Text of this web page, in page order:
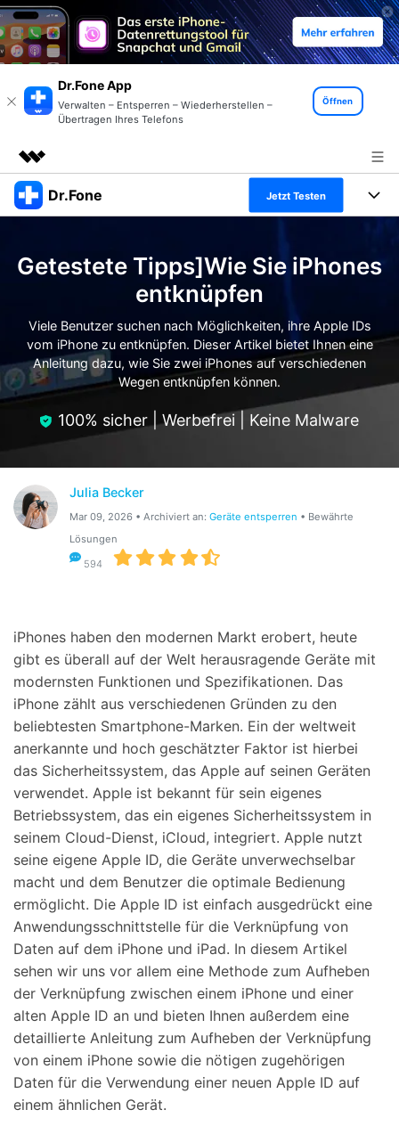
Dr.Fone App
Verwalten – Entsperren – Wiederherstellen –
Übertragen Ihres Telefons
Öffnen
Top-Produkte
Dienstprogramme
Überblick
Presseraum
Shop
Support
Dr.Fone Jetzt Testen
Alles-in-einem-Toolkit
Weitere Tools und Apps
Full Toolkit anzeigen >
Entdecken Sie weitere Dr.Fone-Lösungen
Lernen und Unterstützung
Ressourcen & Lernen
Hilfe und Unterstützung erhalten
Android 16 FRP-Umgehung
DOWNLOAD Anmelden
Suchen
Getestete Tipps]Wie Sie iPhones
entknüpfen
Viele Benutzer suchen nach Möglichkeiten, ihre Apple IDs
vom iPhone zu entknüpfen. Dieser Artikel bietet Ihnen eine
Anleitung dazu, wie Sie zwei iPhones auf verschiedenen
Wegen entknüpfen können.
100% sicher | Werbefrei | Keine Malware
Julia Becker
Mar 09, 2026 • Archiviert an: Geräte entsperren • Bewährte
Lösungen
594
iPhones haben den modernen Markt erobert, heute
gibt es überall auf der Welt herausragende Geräte mit
modernsten Funktionen und Spezifikationen. Das
iPhone zählt aus verschiedenen Gründen zu den
beliebtesten Smartphone-Marken. Ein der weltweit
anerkannte und hoch geschätzter Faktor ist hierbei
das Sicherheitssystem, das Apple auf seinen Geräten
verwendet. Apple ist bekannt für sein eigenes
Betriebssystem, das ein eigenes Sicherheitssystem in
seinem Cloud-Dienst, iCloud, integriert. Apple nutzt
seine eigene Apple ID, die Geräte unverwechselbar
macht und dem Benutzer die optimale Bedienung
ermöglicht. Die Apple ID ist einfach ausgedrückt eine
Anwendungsschnittstelle für die Verknüpfung von
Daten auf dem iPhone und iPad. In diesem Artikel
sehen wir uns vor allem eine Methode zum Aufheben
der Verknüpfung zwischen einem iPhone und einer
alten Apple ID an und bieten Ihnen außerdem eine
detaillierte Anleitung zum Aufheben der Verknüpfung
von einem iPhone sowie die nötigen zugehörigen
Daten für die Verwendung einer neuen Apple ID auf
einem ähnlichen Gerät.